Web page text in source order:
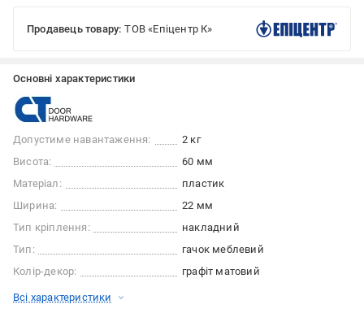
Продавець товару: ТОВ «Епіцентр К»
Основні характеристики
Допустиме навантаження:
2 кг
Висота:
60 мм
Матеріал:
пластик
Ширина:
22 мм
Тип кріплення:
накладний
Тип:
гачок меблевий
Колір-декор:
графіт матовий
Всі характеристики